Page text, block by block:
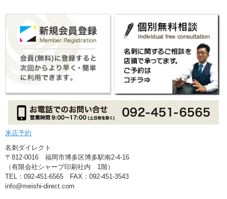
来店予約
名刺ダイレクト
〒812-0016 福岡市博多区博多駅南2-4-16
（有限会社シャープ印刷社内 1階）
TEL：092-451-6565 FAX：092-451-3543
info@meishi-direct.com